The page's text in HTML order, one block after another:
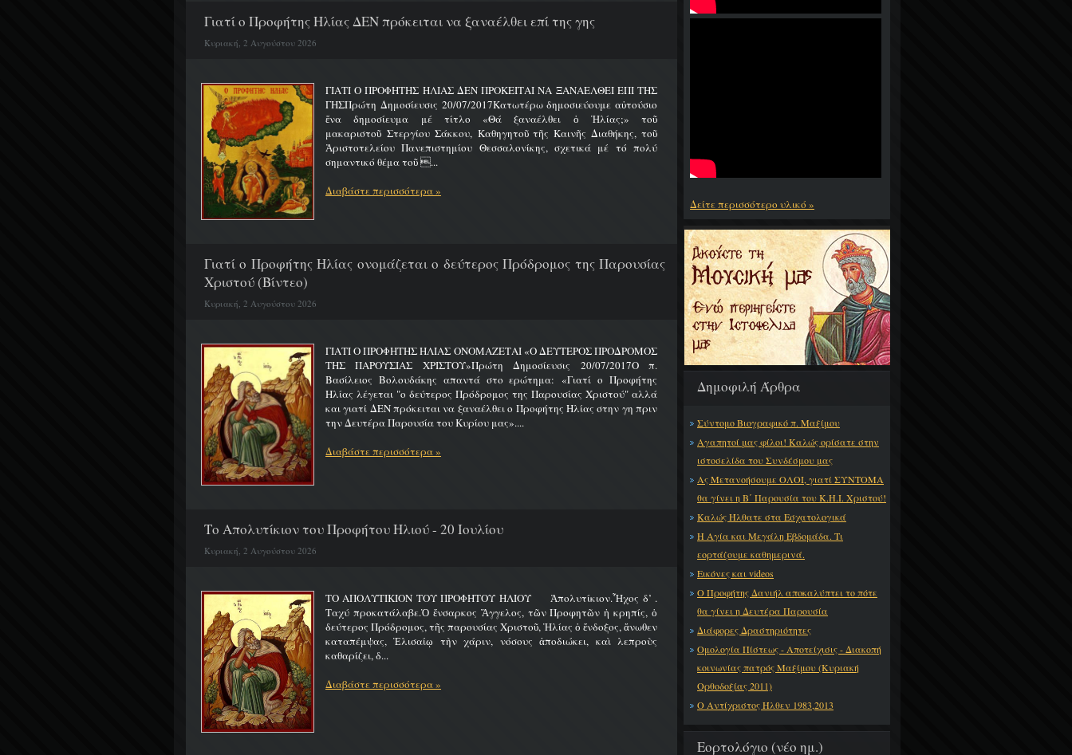
Δείτε περισσότερο υλικό »
Δημοφιλή Άρθρα
Σύντομο Βιογραφικό π. Μαξίμου
Αγαπητοί μας φίλοι! Καλώς ορίσατε στην
ιστοσελίδα του Συνδέσμου μας
Ας Μετανοήσουμε ΟΛΟΙ, γιατί ΣΥΝΤΟΜΑ
θα γίνει η Β΄ Παρουσία του Κ.Η.Ι. Χριστού!
Καλώς Ήλθατε στα Εσχατολογικά
Η Αγία και Μεγάλη Εβδομάδα. Τι
εορτάζουμε καθημερινά.
Εικόνες και videos
Ο Προφήτης Δανιήλ αποκαλύπτει το πότε
θα γίνει η Δευτέρα Παρουσία
Διάφορες Δραστηριότητες
Ομολογία Πίστεως - Αποτείχισις - Διακοπή
κοινωνίας πατρός Μαξίμου (Κυριακή
Ορθοδοξίας 2011)
Ο Αντίχριστος Ήλθεν 1983,2013
Εορτολόγιο (νέο ημ.)
Γιατί ο Προφήτης Ηλίας ΔΕΝ πρόκειται να ξαναέλθει επί της γης
Κυριακή, 2 Αυγούστου 2026
ΓΙΑΤΙ Ο ΠΡΟΦΗΤΗΣ ΗΛΙΑΣ ΔΕΝ ΠΡΟΚΕΙΤΑΙ ΝΑ ΞΑΝΑΕΛΘΕΙ ΕΠΙ ΤΗΣ
ΓΗΣΠρώτη Δημοσίευσις 20/07/2017Κατωτέρω δημοσιεύουμε αὐτούσιο
ἕνα δημοσίευμα μέ τίτλο «Θά ξαναέλθει ὁ Ἠλίας;» τοῦ
μακαριστοῦ Στεργίου Σάκκου, Καθηγητοῦ τῆς Καινῆς Διαθήκης, τοῦ
Ἀριστοτελείου Πανεπιστημίου Θεσσαλονίκης, σχετικά μέ τό πολύ
σημαντικό θέμα τοῦ ...
Διαβάστε περισσότερα »
Γιατί ο Προφήτης Ηλίας ονομάζεται ο δεύτερος Πρόδρομος της Παρουσίας
Χριστού (Βίντεο)
Κυριακή, 2 Αυγούστου 2026
ΓΙΑΤΙ Ο ΠΡΟΦΗΤΗΣ ΗΛΙΑΣ ΟΝΟΜΑΖΕΤΑΙ «Ο ΔΕΥΤΕΡΟΣ ΠΡΟΔΡΟΜΟΣ
ΤΗΣ ΠΑΡΟΥΣΙΑΣ ΧΡΙΣΤΟΥ»Πρώτη Δημοσίευσις 20/07/2017Ο π.
Βασίλειος Βολουδάκης απαντά στο ερώτημα: «Γιατί ο Προφήτης
Ηλίας λέγεται "ο δεύτερος Πρόδρομος της Παρουσίας Χριστού" αλλά
και γιατί ΔΕΝ πρόκειται να ξαναέλθει ο Προφήτης Ηλίας στην γη πριν
την Δευτέρα Παρουσία του Κυρίου μας»....
Διαβάστε περισσότερα »
Το Απολυτίκιον του Προφήτου Ηλιού - 20 Ιουλίου
Κυριακή, 2 Αυγούστου 2026
ΤΟ ΑΠΟΛΥΤΙΚΙΟΝ ΤΟΥ ΠΡΟΦΗΤΟΥ ΗΛΙΟΥ Ἀπολυτίκιον.Ἦχος δ’ .
Ταχύ προκατάλαβε.Ὁ ἔνσαρκος Ἄγγελος, τῶν Προφητῶν ἡ κρηπίς, ὁ
δεύτερος Πρόδρομος, τῆς παρουσίας Χριστοῦ, Ἠλίας ὁ ἔνδοξος, ἄνωθεν
καταπέμψας, Ἐλισαίῳ τὴν χάριν, νόσους ἀποδιώκει, καὶ λεπροὺς
καθαρίζει, δ...
Διαβάστε περισσότερα »